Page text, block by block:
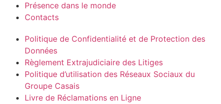
Présence dans le monde
Contacts
Politique de Confidentialité et de Protection des
Données
Règlement Extrajudiciaire des Litiges
Politique d’utilisation des Réseaux Sociaux du
Groupe Casais
Livre de Réclamations en Ligne